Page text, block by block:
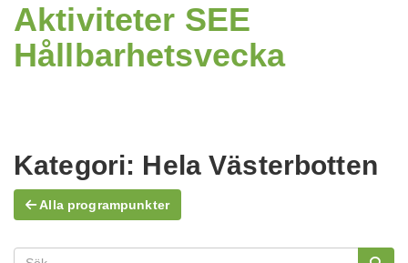
Aktiviteter SEE
Hållbarhetsvecka
Kategori: Hela Västerbotten
Alla programpunkter